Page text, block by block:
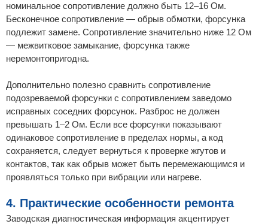
номинальное сопротивление должно быть 12–16 Ом.
Бесконечное сопротивление — обрыв обмотки, форсунка
подлежит замене. Сопротивление значительно ниже 12 Ом
— межвитковое замыкание, форсунка также
неремонтопригодна.
Дополнительно полезно сравнить сопротивление
подозреваемой форсунки с сопротивлением заведомо
исправных соседних форсунок. Разброс не должен
превышать 1–2 Ом. Если все форсунки показывают
одинаковое сопротивление в пределах нормы, а код
сохраняется, следует вернуться к проверке жгутов и
контактов, так как обрыв может быть перемежающимся и
проявляться только при вибрации или нагреве.
4. Практические особенности ремонта
Заводская диагностическая информация акцентирует